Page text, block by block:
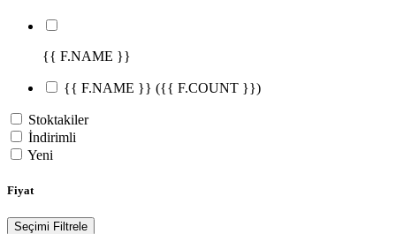
{{ F.NAME }}
{{ F.NAME }} ({{ F.COUNT }})
Stoktakiler
İndirimli
Yeni
Fiyat
Seçimi Filtrele